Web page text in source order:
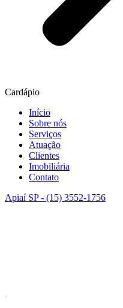
Cardápio
Início
Sobre nós
Serviços
Atuação
Clientes
Imobiliária
Contato
Apiaí SP - (15) 3552-1756